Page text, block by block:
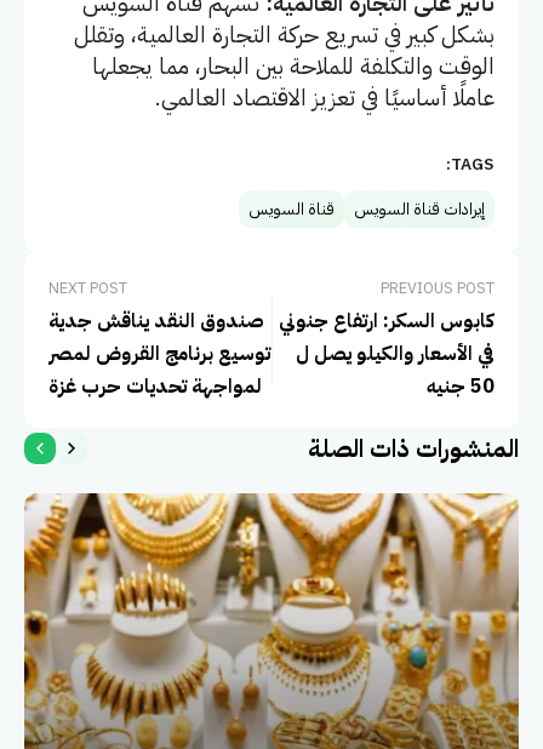
بشكل كبير في تسريع حركة التجارة العالمية، وتقلل
الوقت والتكلفة للملاحة بين البحار، مما يجعلها
عاملًا أساسيًا في تعزيز الاقتصاد العالمي.
TAGS:
إيرادات قناة السويس
قناة السويس
PREVIOUS POST
كابوس السكر: ارتفاع جنوني
في الأسعار والكيلو يصل ل
50 جنيه
NEXT POST
صندوق النقد يناقش جدية
توسيع برنامج القروض لمصر
لمواجهة تحديات حرب غزة
المنشورات ذات الصلة